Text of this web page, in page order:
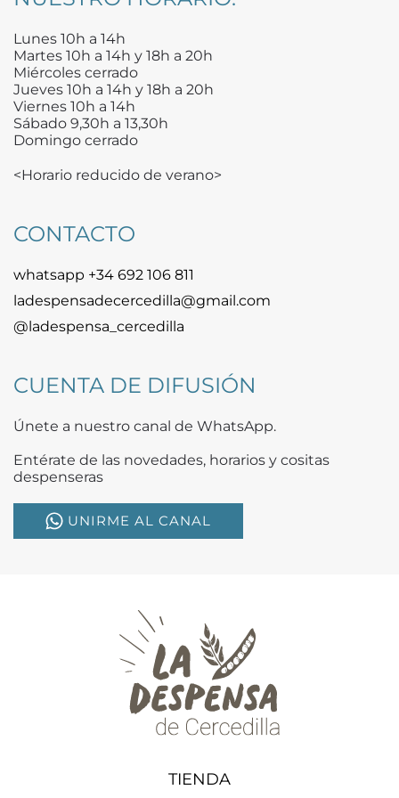
Lunes 10h a 14h
Martes 10h a 14h y 18h a 20h
Miércoles cerrado
Jueves 10h a 14h y 18h a 20h
Viernes 10h a 14h
Sábado 9,30h a 13,30h
Domingo cerrado
<Horario reducido de verano>
CONTACTO
whatsapp +34 692 106 811
ladespensadecercedilla@gmail.com
@ladespensa_cercedilla
CUENTA DE DIFUSIÓN
Únete a nuestro canal de WhatsApp.
Entérate de las novedades, horarios y cositas
despenseras
UNIRME AL CANAL
TIENDA